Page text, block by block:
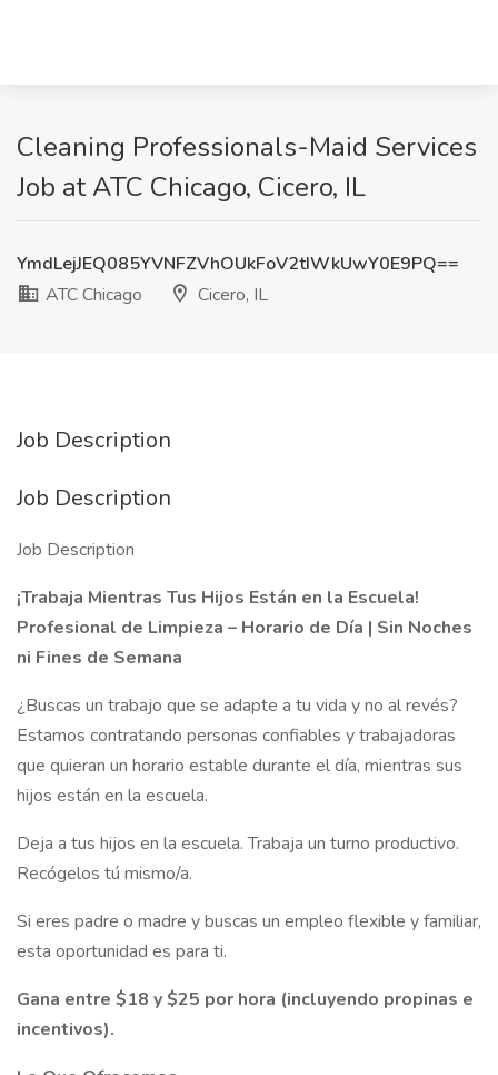
Cleaning Professionals-Maid Services
Job at ATC Chicago, Cicero, IL
YmdLejJEQ085YVNFZVhOUkFoV2tIWkUwY0E9PQ==
ATC Chicago
Cicero, IL
Job Description
Job Description
Job Description
¡Trabaja Mientras Tus Hijos Están en la Escuela!
Profesional de Limpieza – Horario de Día | Sin Noches
ni Fines de Semana
¿Buscas un trabajo que se adapte a tu vida y no al revés?
Estamos contratando personas confiables y trabajadoras
que quieran un horario estable durante el día, mientras sus
hijos están en la escuela.
Deja a tus hijos en la escuela. Trabaja un turno productivo.
Recógelos tú mismo/a.
Si eres padre o madre y buscas un empleo flexible y familiar,
esta oportunidad es para ti.
Gana entre $18 y $25 por hora (incluyendo propinas e
incentivos).